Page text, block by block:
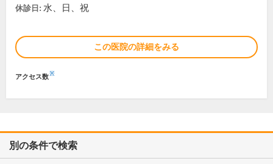
休診日: 水、日、祝
この医院の詳細をみる
アクセス数※
別の条件で検索